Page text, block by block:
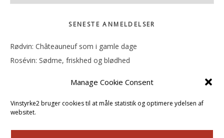
Manage Cookie Consent
Vinstyrke2 bruger cookies til at måle statistik og optimere ydelsen af
websitet.
SENESTE ANMELDELSER
Rødvin: Châteauneuf som i gamle dage
Rosévin: Sødme, friskhed og blødhed
Rosévin: Forfriskende bagatel
Rosévin: Sødmen hænger i munden